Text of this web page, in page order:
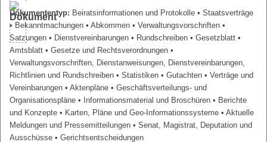
Dokumententyp: Beiratsinformationen und Protokolle • Staatsverträge
• Bekanntmachungen • Abkommen • Verwaltungsvorschriften •
Satzungen • Dienstvereinbarungen • Rundschreiben • Gesetzblatt •
Amtsblatt • Gesetze und Rechtsverordnungen •
Verwaltungsvorschriften, Dienstanweisungen, Dienstvereinbarungen,
Richtlinien und Rundschreiben • Statistiken • Gutachten • Verträge und
Vereinbarungen • Aktenpläne • Geschäftsverteilungs- und
Organisationspläne • Informationsmaterial und Broschüren • Berichte
und Konzepte • Karten, Pläne und Geo-Informationssysteme • Aktuelle
Meldungen und Pressemitteilungen • Senat, Magistrat, Deputation und
Ausschüsse • Gerichtsentscheidungen